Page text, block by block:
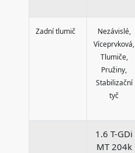
Zadní tlumič
Nezávislé,
Víceprvková,
Tlumiče,
Pružiny,
Stabilizační
tyč
1.6 T-GDi
MT 204k